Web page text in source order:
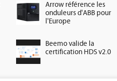
Arrow référence les
onduleurs d'ABB pour
l'Europe
Beemo valide la
certification HDS v2.0